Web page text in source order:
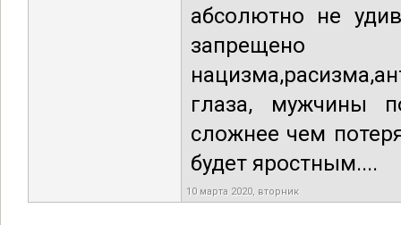
абсолютно не
глаза, мужчины
сложнее чем
будет яростным....
10 марта 2020, вторник